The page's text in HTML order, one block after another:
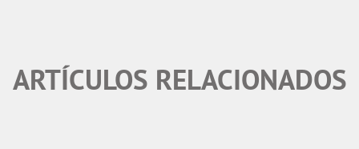
ARTÍCULOS RELACIONADOS